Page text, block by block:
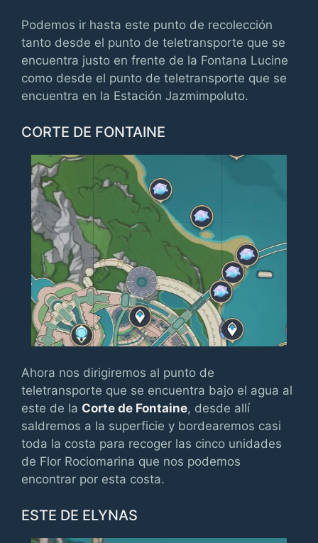
Podemos ir hasta este punto de recolección
tanto desde el punto de teletransporte que se
encuentra justo en frente de la Fontana Lucine
como desde el punto de teletransporte que se
encuentra en la Estación Jazmimpoluto.
CORTE DE FONTAINE
Ahora nos dirigiremos al punto de
teletransporte que se encuentra bajo el agua al
este de la Corte de Fontaine, desde allí
saldremos a la superficie y bordearemos casi
toda la costa para recoger las cinco unidades
de Flor Rociomarina que nos podemos
encontrar por esta costa.
ESTE DE ELYNAS